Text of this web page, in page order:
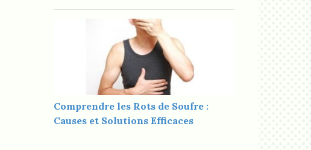
Comprendre les Rots de Soufre :
Causes et Solutions Efficaces